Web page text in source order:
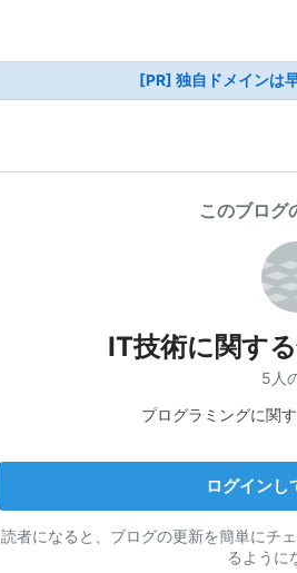
[PR] 独自ドメインは
このブログ
IT技術に関す
5人
プログラミングに関
ログインし
読者になると、ブログの更新を簡単にチ
るように